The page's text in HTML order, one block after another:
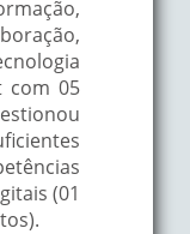
com 05
(01